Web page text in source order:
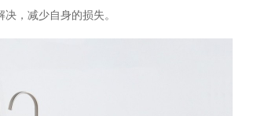
，减少自身的损失。